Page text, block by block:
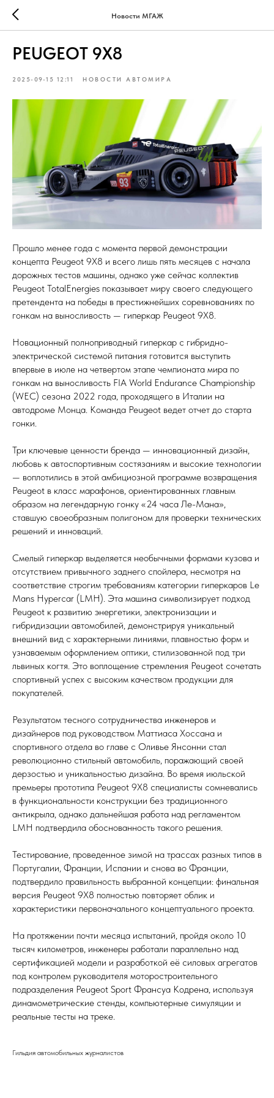
Новости МГАЖ
PEUGEOT 9X8
2025-09-15 12:11 НОВОСТИ АВТОМИРА
Прошло менее года с момента первой демонстрации
концепта Peugeot 9X8 и всего лишь пять месяцев с начала
дорожных тестов машины, однако уже сейчас коллектив
Peugeot TotalEnergies показывает миру своего следующего
претендента на победы в престижнейших соревнованиях по
гонкам на выносливость — гиперкар Peugeot 9X8.
Новационный полноприводный гиперкар с гибридно-
электрической системой питания готовится выступить
впервые в июле на четвертом этапе чемпионата мира по
гонкам на выносливость FIA World Endurance Championship
(WEC) сезона 2022 года, проходящего в Италии на
автодроме Монца. Команда Peugeot ведет отчет до старта
гонки.
Три ключевые ценности бренда — инновационный дизайн,
любовь к автоспортивным состязаниям и высокие технологии
— воплотились в этой амбициозной программе возвращения
Peugeot в класс марафонов, ориентированных главным
образом на легендарную гонку «24 часа Ле-Мана»,
ставшую своеобразным полигоном для проверки технических
решений и инноваций.
Смелый гиперкар выделяется необычными формами кузова и
отсутствием привычного заднего спойлера, несмотря на
соответствие строгим требованиям категории гиперкаров Le
Mans Hypercar (LMH). Эта машина символизирует подход
Peugeot к развитию энергетики, электронизации и
гибридизации автомобилей, демонстрируя уникальный
внешний вид с характерными линиями, плавностью форм и
узнаваемым оформлением оптики, стилизованной под три
львиных когтя. Это воплощение стремления Peugeot сочетать
спортивный успех с высоким качеством продукции для
покупателей.
Результатом тесного сотрудничества инженеров и
дизайнеров под руководством Маттиаса Хоссана и
спортивного отдела во главе с Оливье Янсонни стал
революционно стильный автомобиль, поражающий своей
дерзостью и уникальностью дизайна. Во время июльской
премьеры прототипа Peugeot 9X8 специалисты сомневались
в функциональности конструкции без традиционного
антикрыла, однако дальнейшая работа над регламентом
LMH подтвердила обоснованность такого решения.
Тестирование, проведенное зимой на трассах разных типов в
Португалии, Франции, Испании и снова во Франции,
подтвердило правильность выбранной концепции: финальная
версия Peugeot 9X8 полностью повторяет облик и
характеристики первоначального концептуального проекта.
На протяжении почти месяца испытаний, пройдя около 10
тысяч километров, инженеры работали параллельно над
сертификацией модели и разработкой её силовых агрегатов
под контролем руководителя моторостроительного
подразделения Peugeot Sport Франсуа Кодрена, используя
динамометрические стенды, компьютерные симуляции и
реальные тесты на треке.
Гильдия автомобильных журналистов